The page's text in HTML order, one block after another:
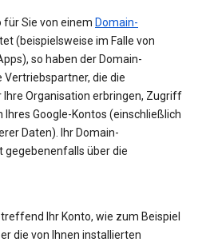
für Sie von einem Domain-
(beispielsweise im Falle von
so haben der Domain-
die die
Ihre Organisation erbringen, Zugriff
Google-Kontos (einschließlich
Daten). Ihr Domain-
über die
Ihr Konto, wie zum Beispiel
die von Ihnen installierten